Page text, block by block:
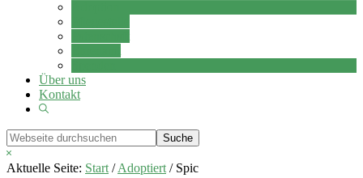
Über uns
Kontakt
Show
Webseite
durchsuchen
Hide
Search
Aktuelle Seite: Start / Adoptiert /Spic